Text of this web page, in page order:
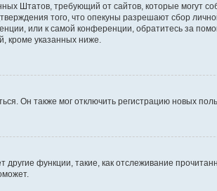
Штатов, требующий от сайтов, которые могут
того, что опекуны разрешают сбор
или к самой конференции, обратитесь за
кроме указанных ниже.
Он также мог отключить регистрацию новых
функции, такие, как отслеживание